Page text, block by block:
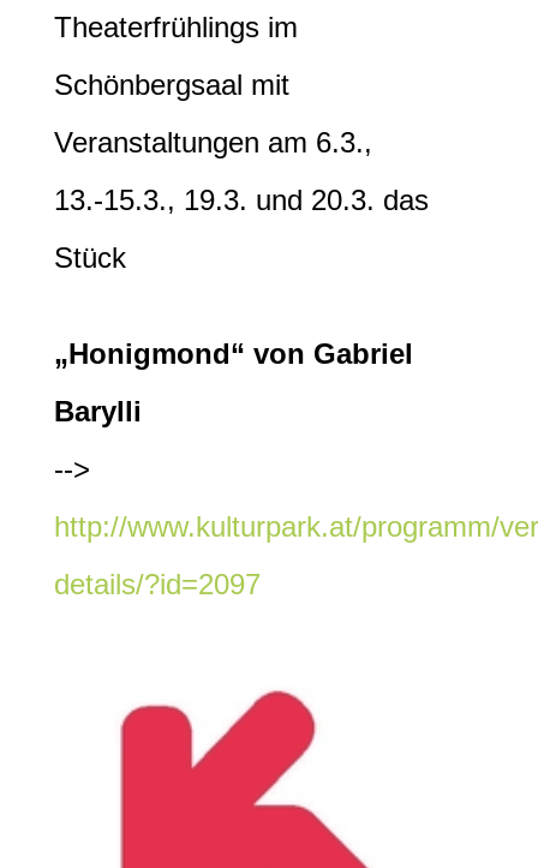
Theaterfrühlings im
Schönbergsaal mit
Veranstaltungen am 6.3.,
13.-15.3., 19.3. und 20.3. das
Stück
„Honigmond“ von Gabriel
Barylli
-->
http://www.kulturpark.at/programm/
details/?id=2097